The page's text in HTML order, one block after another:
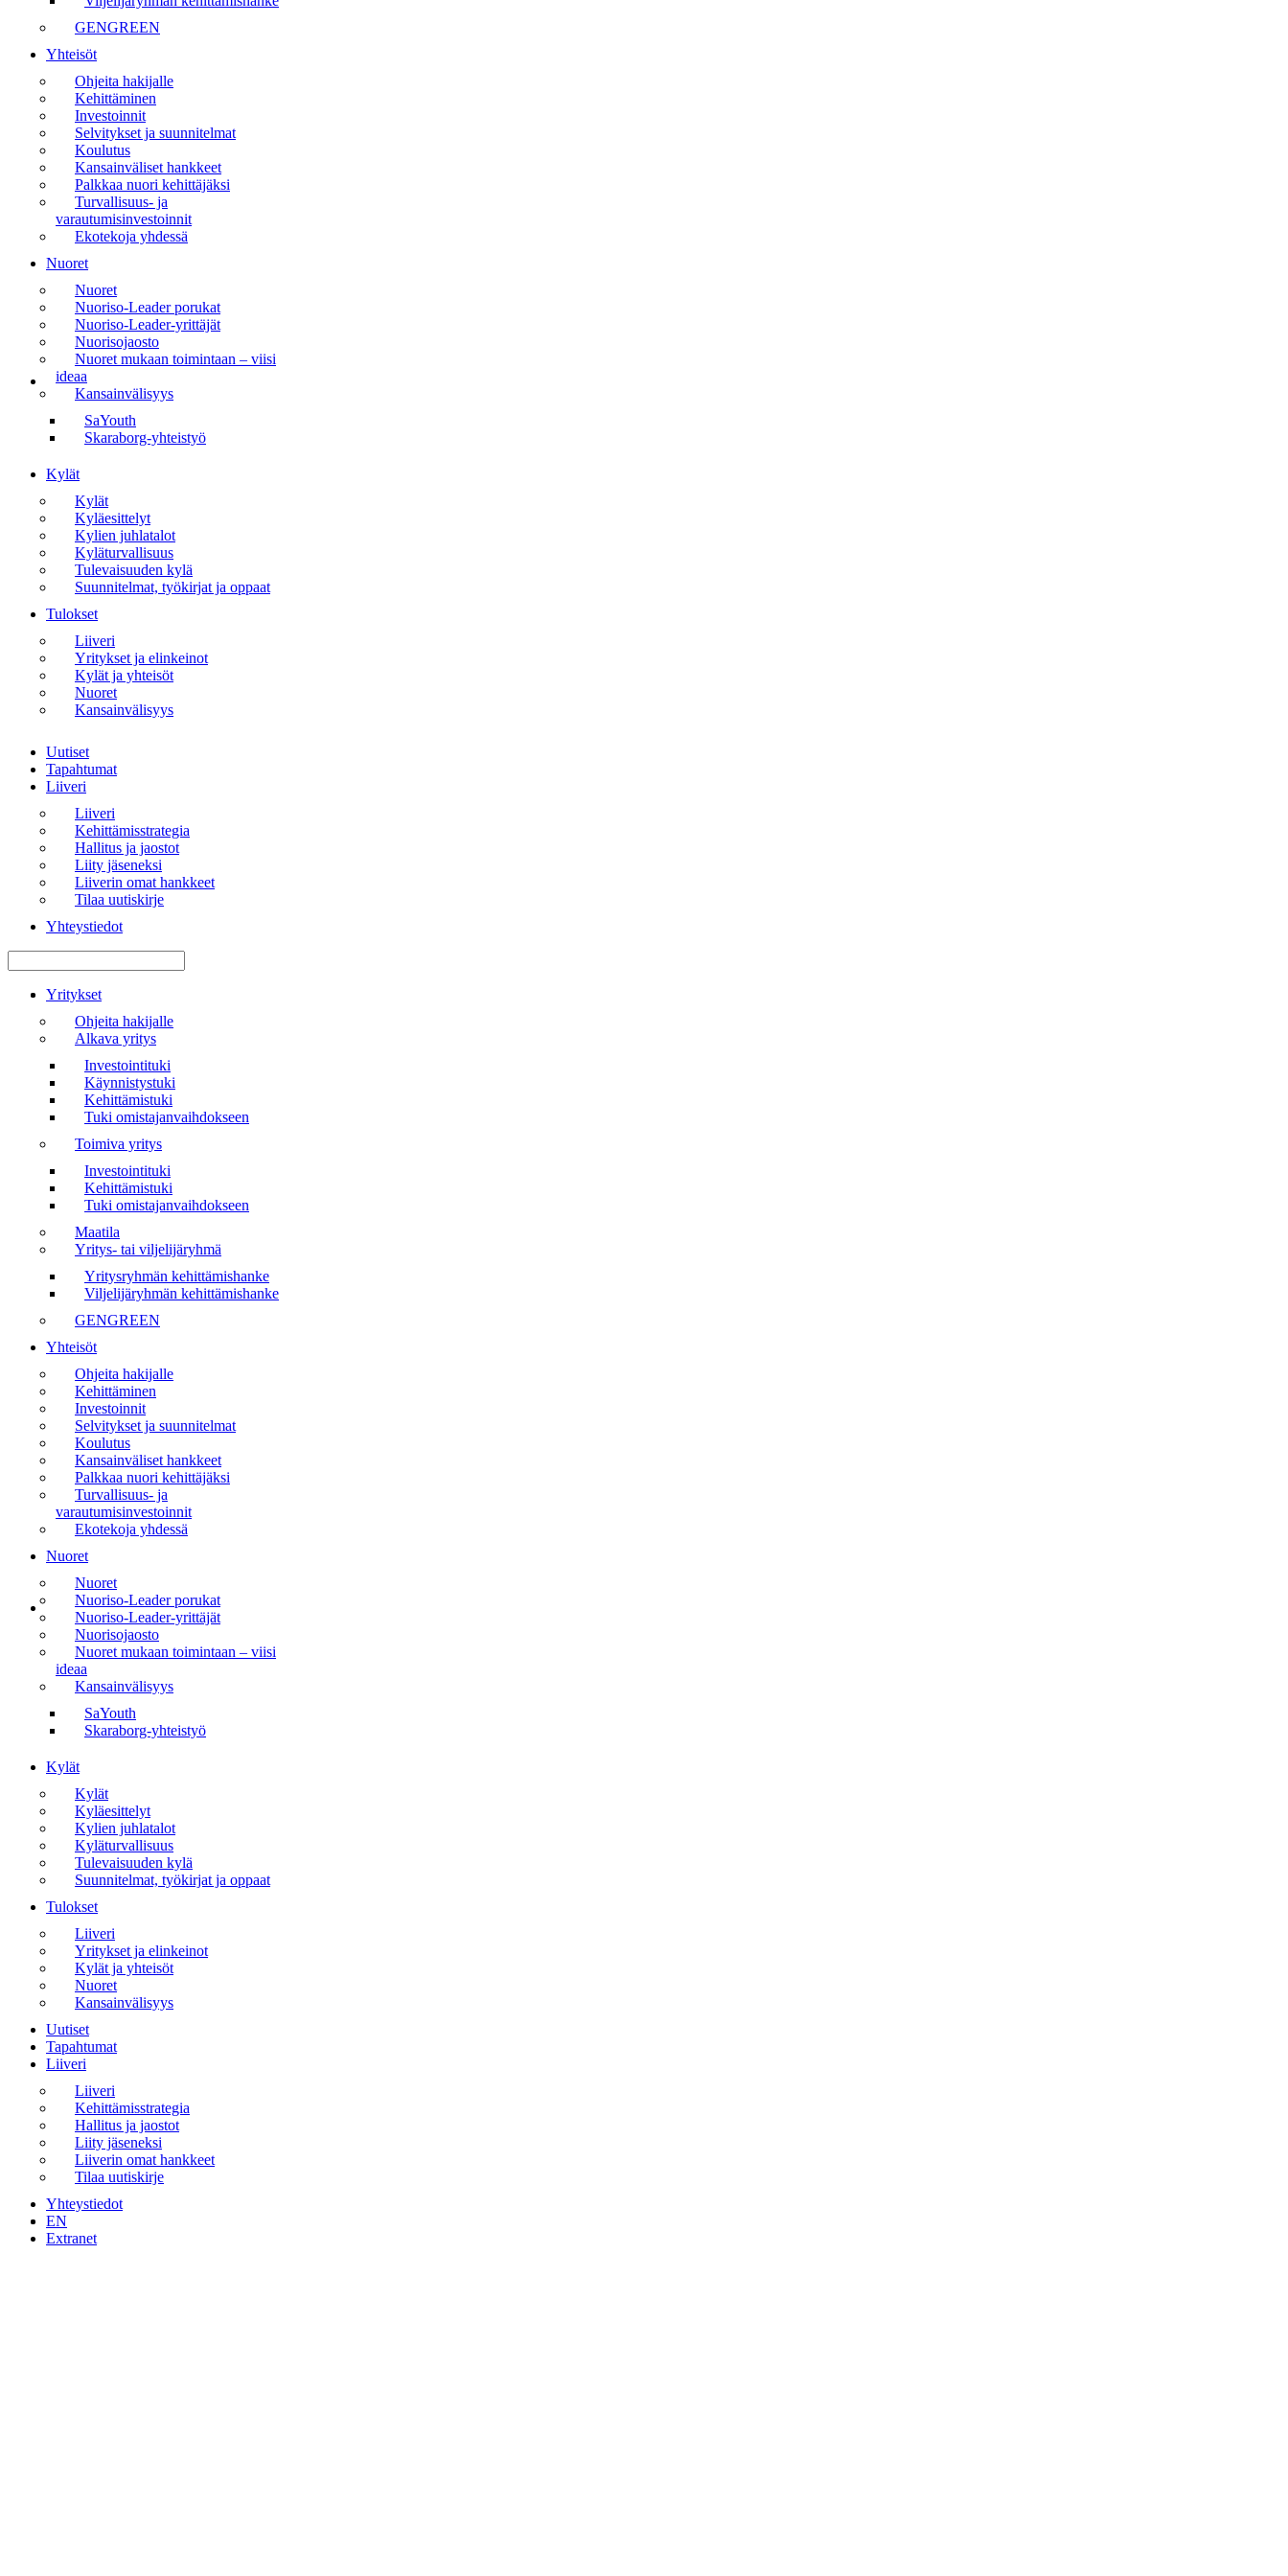
GENGREEN
Yhteisöt
Ohjeita hakijalle
Kehittäminen
Investoinnit
Selvitykset ja suunnitelmat
Koulutus
Kansainväliset hankkeet
Palkkaa nuori kehittäjäksi
Turvallisuus- ja
varautumisinvestoinnit
Ekotekoja yhdessä
Nuoret
Nuoret
Nuoriso-Leader porukat
Nuoriso-Leader-yrittäjät
Nuorisojaosto
Nuoret mukaan toimintaan – viisi
ideaa
Kansainvälisyys
SaYouth
Skaraborg-yhteistyö
Kylät
Kylät
Kyläesittelyt
Kylien juhlatalot
Kyläturvallisuus
Tulevaisuuden kylä
Suunnitelmat, työkirjat ja oppaat
Tulokset
Liiveri
Yritykset ja elinkeinot
Kylät ja yhteisöt
Nuoret
Kansainvälisyys
ValikkoUutiset
Tapahtumat
Liiveri
Liiveri
Kehittämisstrategia
Hallitus ja jaostot
Liity jäseneksi
Liiverin omat hankkeet
Tilaa uutiskirje
Yhteystiedot
ValikkoYritykset
Ohjeita hakijalle
Alkava yritys
Investointituki
Käynnistystuki
Kehittämistuki
Tuki omistajanvaihdokseen
Toimiva yritys
Investointituki
Kehittämistuki
Tuki omistajanvaihdokseen
Maatila
Yritys- tai viljelijäryhmä
Yritysryhmän kehittämishanke
Viljelijäryhmän kehittämishanke
GENGREEN
Yhteisöt
Ohjeita hakijalle
Kehittäminen
Investoinnit
Selvitykset ja suunnitelmat
Koulutus
Kansainväliset hankkeet
Palkkaa nuori kehittäjäksi
Turvallisuus- ja
varautumisinvestoinnit
Ekotekoja yhdessä
Nuoret
Nuoret
Nuoriso-Leader porukat
Nuoriso-Leader-yrittäjät
Nuorisojaosto
Nuoret mukaan toimintaan – viisi
ideaa
Kansainvälisyys
SaYouth
Skaraborg-yhteistyö
Kylät
Kylät
Kyläesittelyt
Kylien juhlatalot
Kyläturvallisuus
Tulevaisuuden kylä
Suunnitelmat, työkirjat ja oppaat
Tulokset
Liiveri
Yritykset ja elinkeinot
Kylät ja yhteisöt
Nuoret
Kansainvälisyys
Uutiset
Tapahtumat
Liiveri
Liiveri
Kehittämisstrategia
Hallitus ja jaostot
Liity jäseneksi
Liiverin omat hankkeet
Tilaa uutiskirje
Yhteystiedot
EN
Extranet